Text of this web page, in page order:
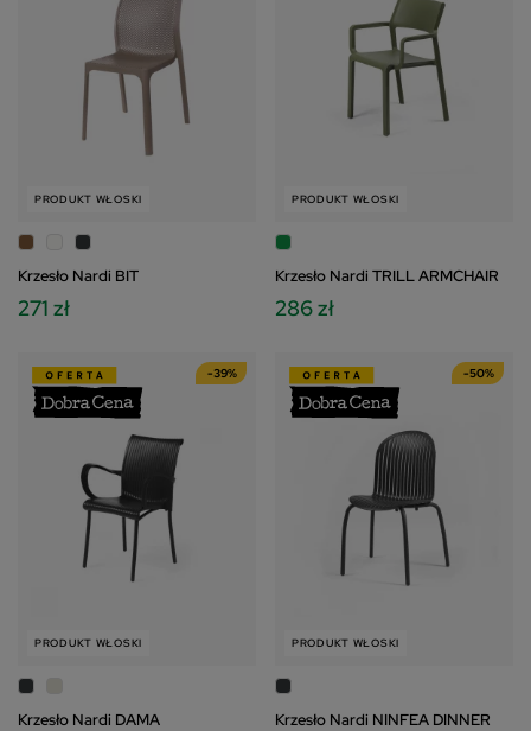
PRODUKT WŁOSKI
Krzesło Nardi BIT
271 zł
PRODUKT WŁOSKI
Krzesło Nardi TRILL ARMCHAIR
286 zł
-39%
PRODUKT WŁOSKI
Krzesło Nardi DAMA
-50%
PRODUKT WŁOSKI
Krzesło Nardi NINFEA DINNER